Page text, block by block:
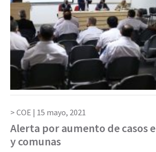
COE | 15 mayo, 2021
Alerta por aumento de casos
y comunas